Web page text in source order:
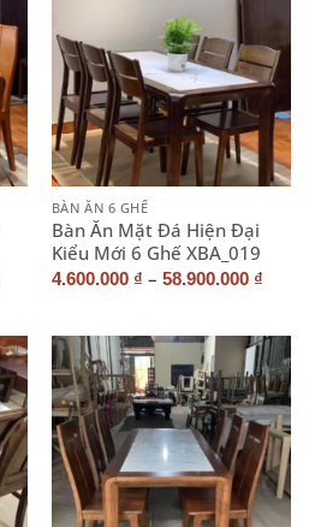
BÀN ĂN 6 GHẾ
Bàn Ăn Mặt Đá Hiện Đại
Kiểu Mới 6 Ghế XBA_019
4.600.000 ₫ – 58.900.000 ₫